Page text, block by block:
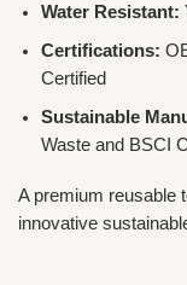
Water Resistant:
Certifications:
Certified
Sustainable
Waste and BSCI
A premium reusable
innovative